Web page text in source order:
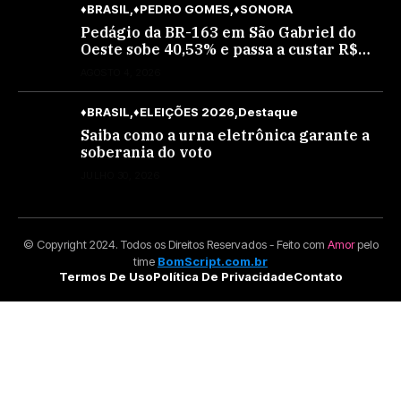
♦BRASIL ♦PEDRO GOMES ♦SONORA
Pedágio da BR-163 em São Gabriel do
Oeste sobe 40,53% e passa a custar R$
♦BRASIL ♦ELEIÇÕES 2026 Destaque
Saiba como a urna eletrônica garante a
soberania do voto
© Copyright 2024. Todos os Direitos Reservados - Feito com Amorpelo
time BomScript.com.br
Termos De UsoPolítica De PrivacidadeContato